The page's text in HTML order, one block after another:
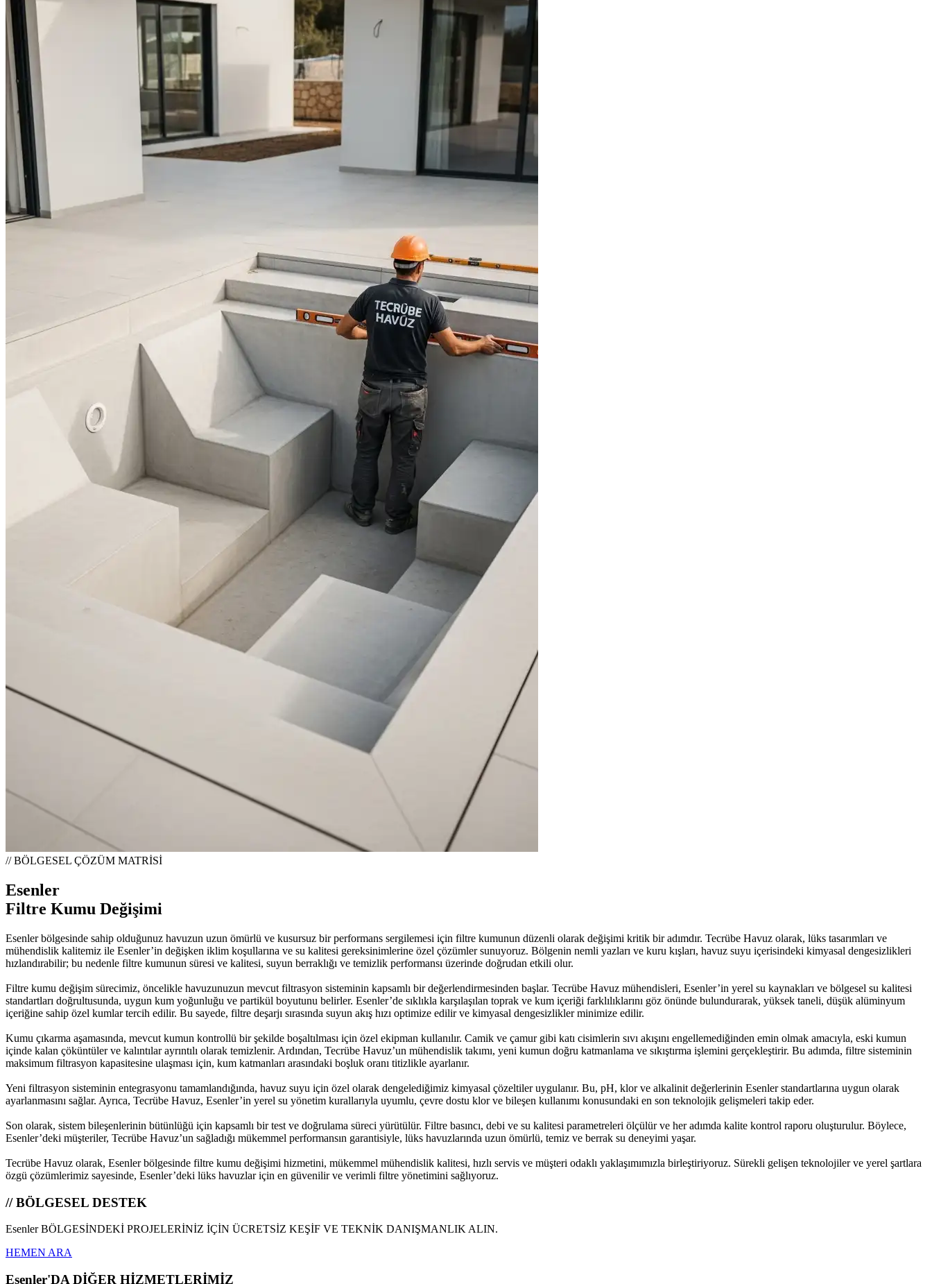
// BÖLGESEL ÇÖZÜM MATRİSİ
Esenler
Filtre Kumu Değişimi
Esenler bölgesinde sahip olduğunuz havuzun uzun ömürlü ve kusursuz bir performans sergilemesi için filtre kumunun düzenli olarak değişimi kritik bir adımdır. Tecrübe Havuz olarak, lüks tasarımları ve
mühendislik kalitemiz ile Esenler’in değişken iklim koşullarına ve su kalitesi gereksinimlerine özel çözümler sunuyoruz. Bölgenin nemli yazları ve kuru kışları, havuz suyu içerisindeki kimyasal dengesizlikleri
hızlandırabilir; bu nedenle filtre kumunun süresi ve kalitesi, suyun berraklığı ve temizlik performansı üzerinde doğrudan etkili olur.
Filtre kumu değişim sürecimiz, öncelikle havuzunuzun mevcut filtrasyon sisteminin kapsamlı bir değerlendirmesinden başlar. Tecrübe Havuz mühendisleri, Esenler’in yerel su kaynakları ve bölgesel su kalitesi
standartları doğrultusunda, uygun kum yoğunluğu ve partikül boyutunu belirler. Esenler’de sıklıkla karşılaşılan toprak ve kum içeriği farklılıklarını göz önünde bulundurarak, yüksek taneli, düşük alüminyum
içeriğine sahip özel kumlar tercih edilir. Bu sayede, filtre deşarjı sırasında suyun akış hızı optimize edilir ve kimyasal dengesizlikler minimize edilir.
Kumu çıkarma aşamasında, mevcut kumun kontrollü bir şekilde boşaltılması için özel ekipman kullanılır. Camik ve çamur gibi katı cisimlerin sıvı akışını engellemediğinden emin olmak amacıyla, eski kumun
içinde kalan çöküntüler ve kalıntılar ayrıntılı olarak temizlenir. Ardından, Tecrübe Havuz’un mühendislik takımı, yeni kumun doğru katmanlama ve sıkıştırma işlemini gerçekleştirir. Bu adımda, filtre sisteminin
maksimum filtrasyon kapasitesine ulaşması için, kum katmanları arasındaki boşluk oranı titizlikle ayarlanır.
Yeni filtrasyon sisteminin entegrasyonu tamamlandığında, havuz suyu için özel olarak dengelediğimiz kimyasal çözeltiler uygulanır. Bu, pH, klor ve alkalinit değerlerinin Esenler standartlarına uygun olarak
ayarlanmasını sağlar. Ayrıca, Tecrübe Havuz, Esenler’in yerel su yönetim kurallarıyla uyumlu, çevre dostu klor ve bileşen kullanımı konusundaki en son teknolojik gelişmeleri takip eder.
Son olarak, sistem bileşenlerinin bütünlüğü için kapsamlı bir test ve doğrulama süreci yürütülür. Filtre basıncı, debi ve su kalitesi parametreleri ölçülür ve her adımda kalite kontrol raporu oluşturulur. Böylece,
Esenler’deki müşteriler, Tecrübe Havuz’un sağladığı mükemmel performansın garantisiyle, lüks havuzlarında uzun ömürlü, temiz ve berrak su deneyimi yaşar.
Tecrübe Havuz olarak, Esenler bölgesinde filtre kumu değişimi hizmetini, mükemmel mühendislik kalitesi, hızlı servis ve müşteri odaklı yaklaşımımızla birleştiriyoruz. Sürekli gelişen teknolojiler ve yerel şartlara
özgü çözümlerimiz sayesinde, Esenler’deki lüks havuzlar için en güvenilir ve verimli filtre yönetimini sağlıyoruz.
// BÖLGESEL DESTEK
Esenler BÖLGESİNDEKİ PROJELERİNİZ İÇİN ÜCRETSİZ KEŞİF VE TEKNİK DANIŞMANLIK ALIN.
HEMEN ARA
Esenler'DA DİĞER HİZMETLERİMİZ